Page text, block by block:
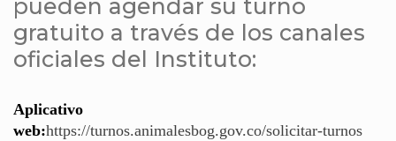
pueden agendar su turno
gratuito a través de los canales
oficiales del Instituto:
Aplicativo
web:https://turnos.animalesbog.gov.co/solicitar-turnos